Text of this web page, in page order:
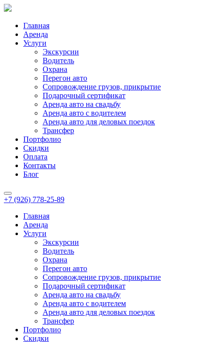
Главная
Аренда
Услуги
Экскурсии
Водитель
Охрана
Перегон авто
Сопровождение грузов, прикрытие
Подарочный сертификат
Аренда авто на свадьбу
Аренда авто с водителем
Аренда авто для деловых поездок
Трансфер
Портфолио
Скидки
Оплата
Контакты
Блог
+7 (926) 778-25-89
Главная
Аренда
Услуги
Экскурсии
Водитель
Охрана
Перегон авто
Сопровождение грузов, прикрытие
Подарочный сертификат
Аренда авто на свадьбу
Аренда авто с водителем
Аренда авто для деловых поездок
Трансфер
Портфолио
Скидки